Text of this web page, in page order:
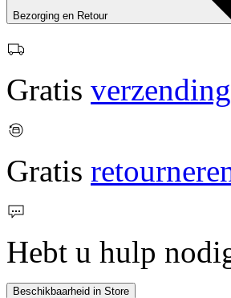
Bezorging en Retour
Gratis verzending
Gratis
Hebt u hulp
Beschikbaarheid in Store